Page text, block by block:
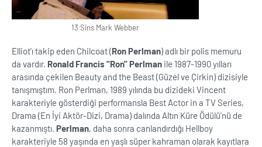
13 Sins Mark Webber
Elliot'ı takip eden Chilcoat (Ron Perlman) adlı bir polis memuru
da vardır. Ronald Francis ''Ron'' Perlman ile 1987-1990 yılları
arasında çekilen Beauty and the Beast (Güzel ve Çirkin) dizisiyle
tanışmıştım. Ron Perlman, 1989 yılında bu dizideki Vincent
karakteriyle gösterdiği performansla Best Actor in a TV Series,
Drama (En İyi Aktör-Dizi, Drama) dalında Altın Küre Ödülü'nü de
kazanmıştı. Perlman, daha sonra canlandırdığı Hellboy
karakteriyle 58 yaşında en yaşlı süper kahraman olarak kayıtlara